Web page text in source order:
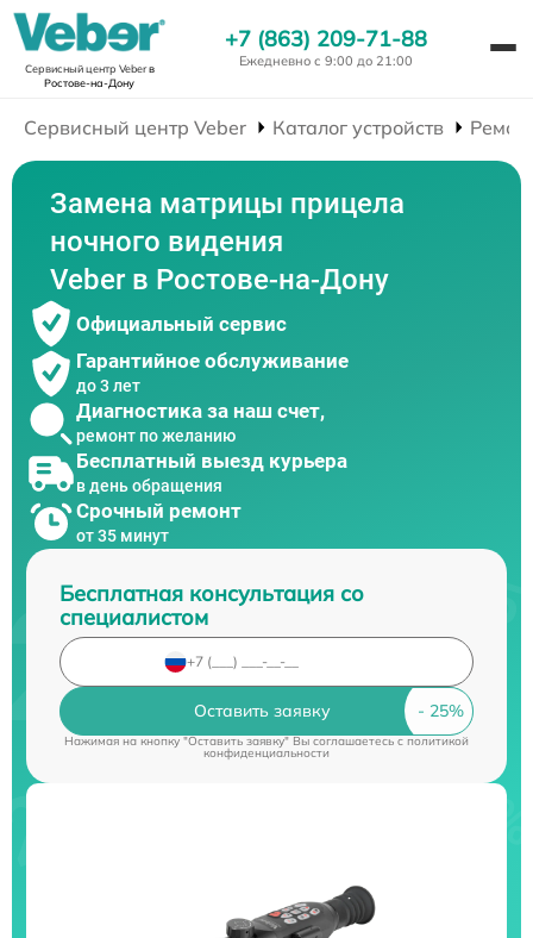
Сервисный центр Veberв
Ростове-на-Дону
+7 (863) 209-71-88
Ежедневно с 9:00 до 21:00
Сервисный центр Veber Каталог устройств
Замена матрицы прицела
ночного видения
Veber в Ростове-на-Дону
Официальный сервис
Гарантийное обслуживание
до 3 лет
Диагностика за наш счет,
ремонт по желанию
Бесплатный выезд курьера
в день обращения
Срочный ремонт
от 35 минут
Бесплатная консультация со
специалистом
Оставить заявку
Нажимая на кнопку "Оставить заявку" Вы соглашаетесь cполитикой
конфиденциальности